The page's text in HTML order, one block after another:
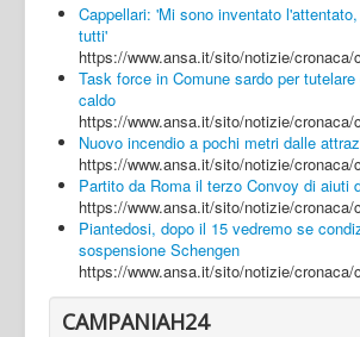
Napoli
Salerno
Login
Cappellari: 'Mi sono inventato
tutti'
https://www.ansa.it/sito/notizie/cronaca/
Task force in Comune sardo per
caldo
https://www.ansa.it/sito/notizie/cronaca/
Nuovo incendio a pochi metri dalle
https://www.ansa.it/sito/notizie/cronaca/
Partito da Roma il terzo Convoy di aiuti
https://www.ansa.it/sito/notizie/cronaca/
Piantedosi, dopo il 15 vedremo se
sospensione Schengen
https://www.ansa.it/sito/notizie/cronaca/
CAMPANIAH24